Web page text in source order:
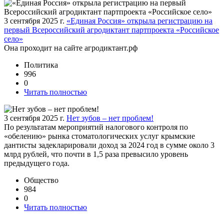
3 сентября 2025 г. «Единая Россия» открыла регистрацию на
первый Всероссийский агродиктант партпроекта «Российское
село»
Она проходит на сайте агродиктант.рф
Политика
996
0
Читать полностью
3 сентября 2025 г. Нет зубов – нет проблем!
По результатам мероприятий налогового контроля по
«обелению» рынка стоматологических услуг крымские
дантисты задекларировали доход за 2024 год в сумме около 3
млрд рублей, что почти в 1,5 раза превысило уровень
предыдущего года.
Общество
984
0
Читать полностью